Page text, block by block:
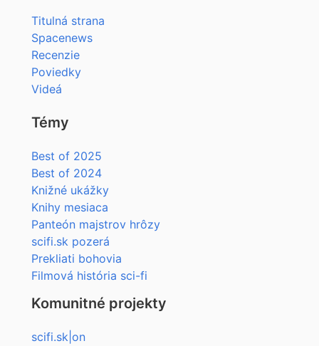
Titulná strana
Spacenews
Recenzie
Poviedky
Videá
Témy
Best of 2025
Best of 2024
Knižné ukážky
Knihy mesiaca
Panteón majstrov hrôzy
scifi.sk pozerá
Prekliati bohovia
Filmová história sci-fi
Komunitné projekty
scifi.sk|on